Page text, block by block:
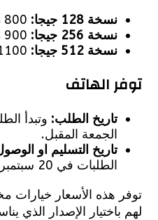
نسخة 128 جيجا:
800 دولار أمريكي.
نسخة 256 جيجا:
900 دولار أمريكي.
نسخة 512 جيجا:
1100 دولار أمريكي.
الهاتف
تاريخ الطلب: وتبدأ الطلبات
الجمعة المقبل.
تاريخ التسليم او الوصول:ومن
الطلبات في 20 سبتمبر 2024.
هذه الأسعار خيارات مختلفة
الإصدار الذي يناسب